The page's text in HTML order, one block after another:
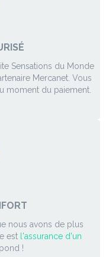
Sensations du Monde
Mercanet. Vous
moment du paiement.
nous avons de plus
est l'assurance d'un
!